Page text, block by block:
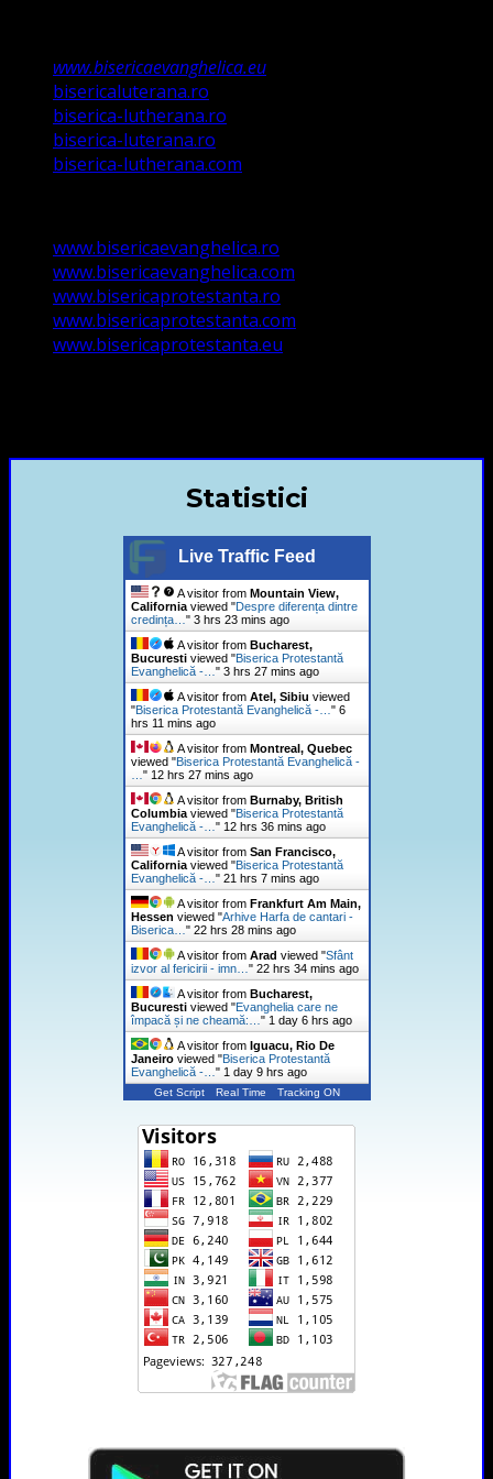
www.bisericaevanghelica.eu
bisericaluterana.ro
biserica-lutherana.ro
biserica-luterana.ro
biserica-lutherana.com
www.bisericaevanghelica.ro
www.bisericaevanghelica.com
www.bisericaprotestanta.ro
www.bisericaprotestanta.com
www.bisericaprotestanta.eu
Statistici
Live Traffic Feed
A visitor from Mountain View,
Californiaviewed "Despre diferența dintre
credința… " 3 hrs 23 mins ago
A visitor from Bucharest,
Bucurestiviewed "Biserica Protestantă
Evanghelică -… " 3 hrs 27 mins ago
A visitor from Atel, Sibiu viewed
"Biserica Protestantă Evanghelică -… " 6
hrs 11 mins ago
A visitor from Montreal, Quebec
viewed "Biserica Protestantă Evanghelică -
" 12 hrs 27 mins ago
A visitor from Burnaby, British
Columbiaviewed "Biserica Protestantă
Evanghelică -… " 12 hrs 36 mins ago
A visitor from San Francisco,
Californiaviewed "Biserica Protestantă
Evanghelică -… " 21 hrs 7 mins ago
A visitor from Frankfurt Am Main,
Hessen viewed "Arhive Harfa de cantari -
Biserica… " 22 hrs 28 mins ago
A visitor from Arad viewed "Sfânt
izvor al fericirii - imn… " 22 hrs 34 mins ago
A visitor from Bucharest,
Bucurestiviewed "Evanghelia care ne
împacă și ne cheamă:… " 1 day 6 hrs ago
A visitor from Iguacu, Rio De
Janeiroviewed "Biserica Protestantă
Evanghelică -… " 1 day 9 hrs ago
Get Script Real Time Tracking ON